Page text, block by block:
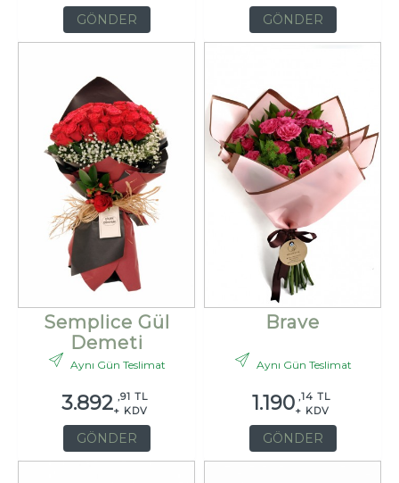
GÖNDER GÖNDER
Semplice Gül
Demeti
Aynı Gün Teslimat
3.892 ,91 TL
+ KDV
GÖNDER
Brave
Aynı Gün Teslimat
1.190 ,14 TL
+ KDV
GÖNDER